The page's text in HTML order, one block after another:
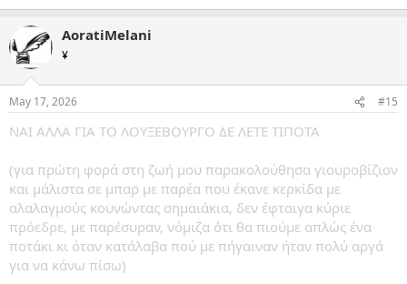
AoratiMelani
¥
May 17, 2026 #15
ΝΑΙ ΑΛΛΑ ΓΙΑ ΤΟ ΛΟΥΞΕΒΟΥΡΓΟ ΔΕ ΛΕΤΕ ΤΙΠΟΤΑ
(για πρώτη φορά στη ζωή μου παρακολούθησα γιουροβίζιον
και μάλιστα σε μπαρ με παρέα που έκανε κερκίδα με
αλαλαγμούς κουνώντας σημαιάκια, δεν έφταιγα κύριε
πρόεδρε, με παρέσυραν, νόμιζα ότι θα πιούμε απλώς ένα
ποτάκι κι όταν κατάλαβα πού με πήγαιναν ήταν πολύ αργά
για να κάνω πίσω)